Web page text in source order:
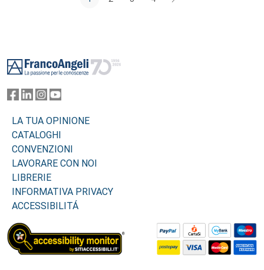
LA TUA OPINIONE
CATALOGHI
CONVENZIONI
LAVORARE CON NOI
LIBRERIE
INFORMATIVA PRIVACY
ACCESSIBILITÁ